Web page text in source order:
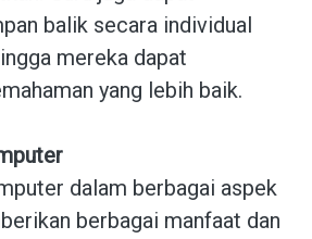
balik secara individual
mereka dapat
yang lebih baik.
dalam berbagai aspek
berbagai manfaat dan